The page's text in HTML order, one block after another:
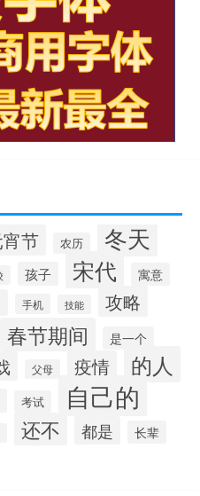
节 农历 冬天
孩子 宋代 寓意
手机 技能 攻略
春节期间 是一个
父母 疫情 的人
考试 自己的
还不 都是 长辈